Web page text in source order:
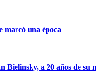
marcó una época
Bielinsky, a 20 años de su